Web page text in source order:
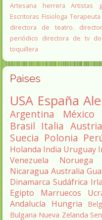
Artesana herrera
Artistas
Escritoras Fisiologa Terapeuta
directora de teatro.
periódico directora de tv
toquillera
Paises
USA España
Argentina México
Brasil Italia Austria
Suecia Polonia
Holanda India Uruguay
Venezuela
Noruega
Nicaragua Australia
Dinamarca Sudáfrica
Egipto
Marruecos
Andalucía
Hungria
Bulgaria Nueva Zelanda